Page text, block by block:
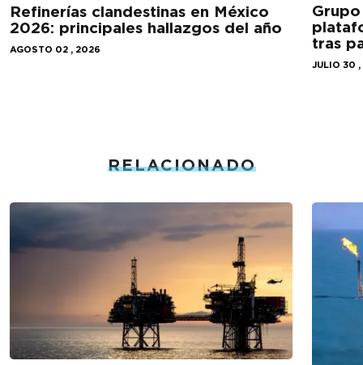
Refinerías clandestinas en México
2026: principales hallazgos del año
AGOSTO 02 , 2026
tras
JULIO 30
RELACIONADO